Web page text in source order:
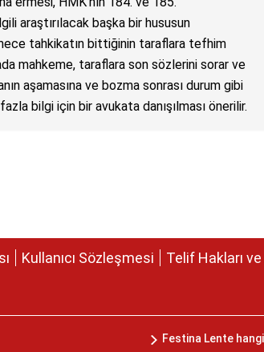
araştırılacak başka bir hususun
tahkikatın bittiğinin taraflara tefhim
mahkeme, taraflara son sözlerini sorar ve
aşamasına ve bozma sonrası durum gibi
bilgi için bir avukata danışılması önerilir.
Kullanıcı Sözleşmesi Telif Hakları ve
Festina Lente